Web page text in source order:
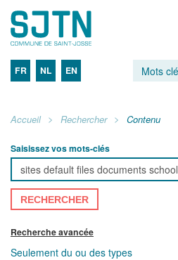
FR NL EN
Accueil Rechercher Contenu
Saisissez vos mots-clés
RECHERCHER
Recherche avancée
Seulement du ou des types